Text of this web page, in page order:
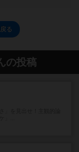
る
の投稿